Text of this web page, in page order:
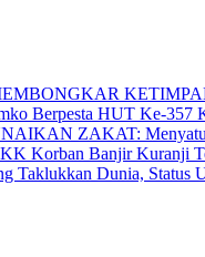
Berpesta HUT Ke-357
ZAKAT:
Korban Banjir Kuranji
Taklukkan Dunia,